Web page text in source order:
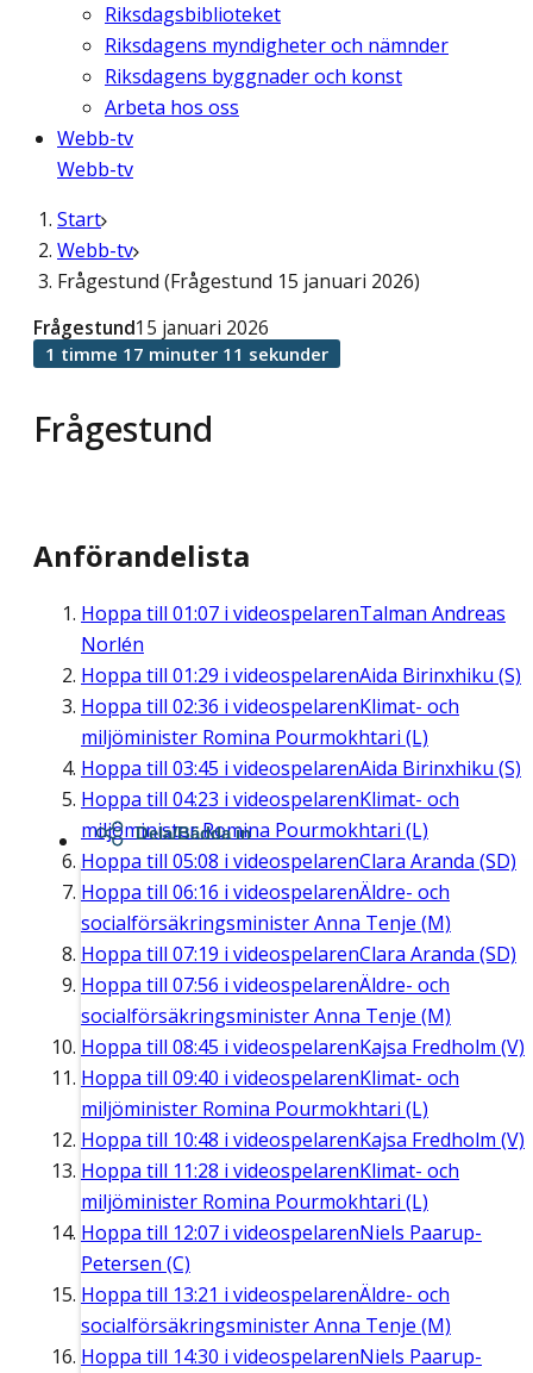
Riksdagsbiblioteket
Riksdagens myndigheter och nämnder
Riksdagens byggnader och konst
Arbeta hos oss
Webb-tv
Webb-tv
Start
Webb-tv
Frågestund (Frågestund 15 januari 2026)
Frågestund
Frågestund15 januari 2026
1 timme 17 minuter 11 sekunder
Anförandelista
Hoppa till 01:07 i videospelarenTalman Andreas
Norlén
Hoppa till 01:29 i videospelarenAida Birinxhiku (S)
Hoppa till 02:36 i videospelarenKlimat- och
miljöminister Romina Pourmokhtari (L)
Hoppa till 03:45 i videospelarenAida Birinxhiku (S)
Hoppa till 04:23 i videospelarenKlimat- och
miljöminister Romina Pourmokhtari (L)
Hoppa till 05:08 i videospelarenClara Aranda (SD)
Hoppa till 06:16 i videospelarenÄldre- och
socialförsäkringsminister Anna Tenje (M)
Hoppa till 07:19 i videospelarenClara Aranda (SD)
Hoppa till 07:56 i videospelarenÄldre- och
socialförsäkringsminister Anna Tenje (M)
Hoppa till 08:45 i videospelarenKajsa Fredholm (V)
Hoppa till 09:40 i videospelarenKlimat- och
miljöminister Romina Pourmokhtari (L)
Hoppa till 10:48 i videospelarenKajsa Fredholm (V)
Hoppa till 11:28 i videospelarenKlimat- och
miljöminister Romina Pourmokhtari (L)
Hoppa till 12:07 i videospelarenNiels Paarup-
Petersen (C)
Hoppa till 13:21 i videospelarenÄldre- och
socialförsäkringsminister Anna Tenje (M)
Hoppa till 14:30 i videospelarenNiels Paarup-
Dela/Bädda in